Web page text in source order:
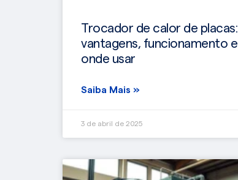
Trocador de calor de placas:
vantagens, funcionamento e
onde usar
Saiba Mais »
3 de abril de 2025